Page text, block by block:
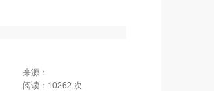
来源：
阅读： 10262 次